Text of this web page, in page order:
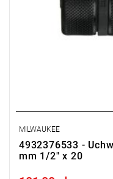
MILWAUKEE
4932376533 -
mm 1/2" x 20